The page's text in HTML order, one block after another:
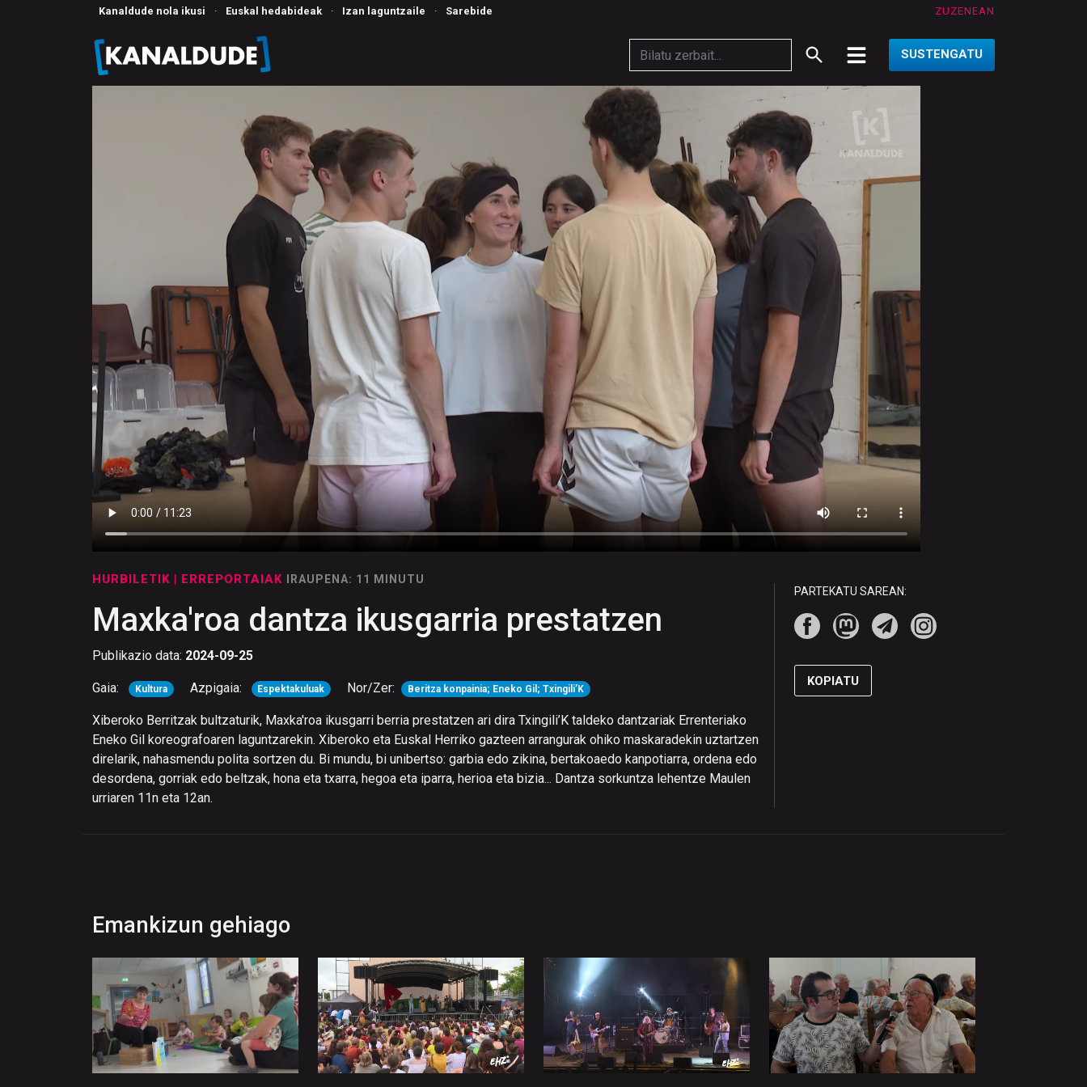
Kanaldude nola ikusi · Euskal hedabideak · Izan laguntzaile · Sarebide ZUZENEAN
SUSTENGATU
HURBILETIK | ERREPORTAIAK IRAUPENA: 11 MINUTU
Maxka'roa dantza ikusgarria prestatzen
Publikazio data: 2024-09-25
Gaia: Kultura Azpigaia: Espektakuluak Nor/Zer: Beritza konpainia; Eneko Gil; Txingili’K
Xiberoko Berritzak bultzaturik, Maxka'roa ikusgarri berria prestatzen ari dira Txingili’K taldeko dantzariak Errenteriako
Eneko Gil koreografoaren laguntzarekin. Xiberoko eta Euskal Herriko gazteen arrangurak ohiko maskaradekin uztartzen
direlarik, nahasmendu polita sortzen du. Bi mundu, bi unibertso: garbia edo zikina, bertakoaedo kanpotiarra, ordena edo
desordena, gorriak edo beltzak, hona eta txarra, hegoa eta iparra, herioa eta bizia... Dantza sorkuntza lehentze Maulen
urriaren 11n eta 12an.
PARTEKATU SAREAN:
KOPIATU
Emankizun gehiago